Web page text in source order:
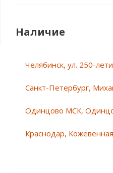
Наличие
Челябинск, ул. 250-
Санкт-Петербург,
Одинцово МСК,
Краснодар,